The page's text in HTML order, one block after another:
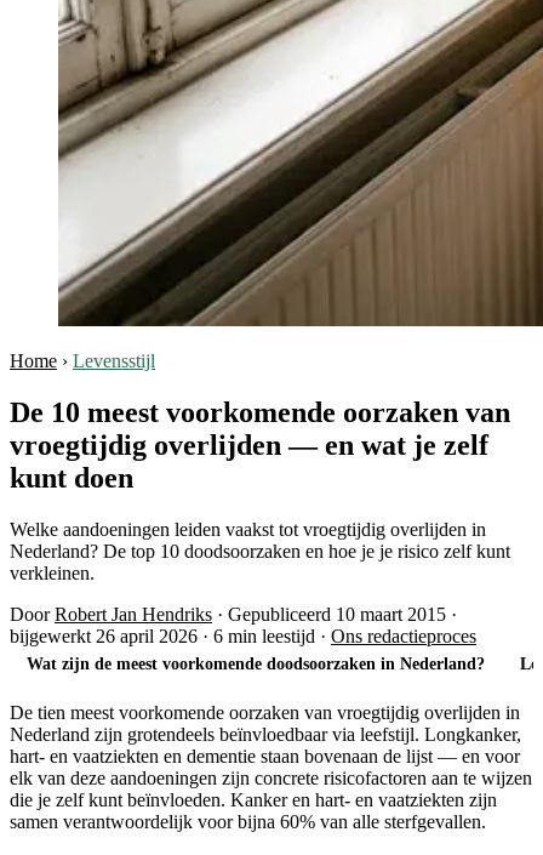
Home › Levensstijl
De 10 meest voorkomende oorzaken van
vroegtijdig overlijden — en wat je zelf
kunt doen
Welke aandoeningen leiden vaakst tot vroegtijdig overlijden in
Nederland? De top 10 doodsoorzaken en hoe je je risico zelf kunt
verkleinen.
DoorRobert Jan Hendriks · Gepubliceerd 10 maart 2015 ·
bijgewerkt 26 april 2026 · 6 min leestijd · Ons redactieproces
Wat zijn de meest voorkomende doodsoorzaken in Nederland?
De tien meest voorkomende oorzaken van vroegtijdig overlijden in
Nederland zijn grotendeels beïnvloedbaar via leefstijl. Longkanker,
hart- en vaatziekten en dementie staan bovenaan de lijst — en voor
elk van deze aandoeningen zijn concrete risicofactoren aan te wijzen
die je zelf kunt beïnvloeden. Kanker en hart- en vaatziekten zijn
samen verantwoordelijk voor bijna 60% van alle sterfgevallen.